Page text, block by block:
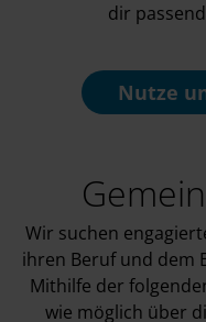
dir
Nutze
Wir suchen
ihren Beruf und dem
Mithilfe der
wie möglich über